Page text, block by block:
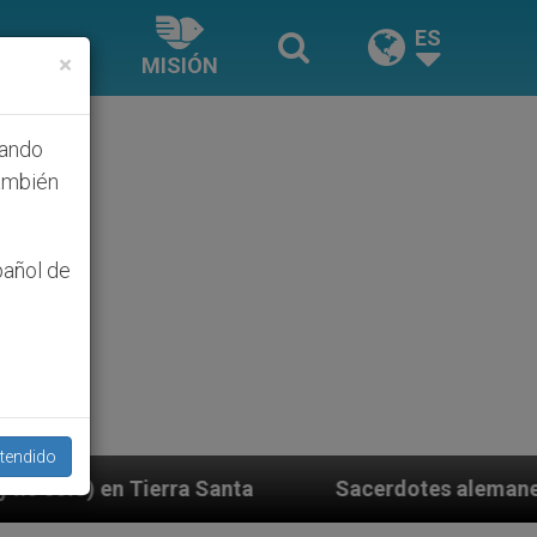
MISIÓN
ES
Sacerdotes alemanes fieles al Papa
×
de